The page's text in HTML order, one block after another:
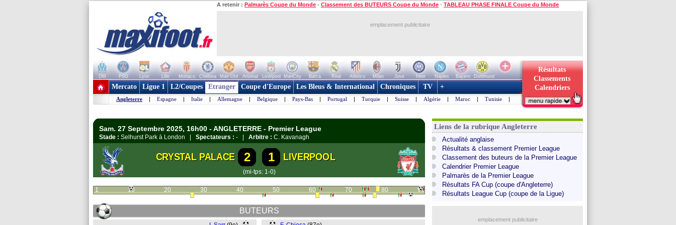
A retenir : Palmarès Coupe du Monde - Classement des BUTEURS Coupe du Monde - TABLEAU PHASE FINALE Coupe du Monde
emplacement publicitaire
OM PSG Lyon Lille Monaco Chelsea Man Utd Arsenal Liverpool ManCity Barca Real Atletico Milan Juve Inter Naples Bayern
Dortmund
+ de clubs
Résultats
Classements
Calendriers
Mercato Ligue 1 L2/Coupes Etranger Coupe d'Europe Les Bleus & International Chroniques TV +
Angleterre | Espagne | Italie | Allemagne | Belgique | Pays-Bas | Portugal | Turquie | Suisse | Algérie | Maroc | Tunisie |
Sam. 27 Septembre 2025, 16h00 - ANGLETERRE - Premier League
Stade : Selhurst Park à London | Spectateurs : - | Arbitre : C. Kavanagh
CRYSTAL PALACE 2 1 LIVERPOOL
(mi-tps: 1-0)
1 10 20 30 40 50 60 70 80 90
BUTEURS
Liens de la rubrique Angleterre
Actualité anglaise
Résultats & classement Premier League
Classement des buteurs de la Premier League
Calendrier Premier League
Palmarès de la Premier League
Résultats FA Cup (coupe d'Angleterre)
Résultats League Cup (coupe de la Ligue)
emplacement publicitaire